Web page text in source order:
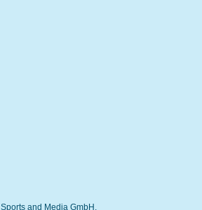
and Media GmbH.